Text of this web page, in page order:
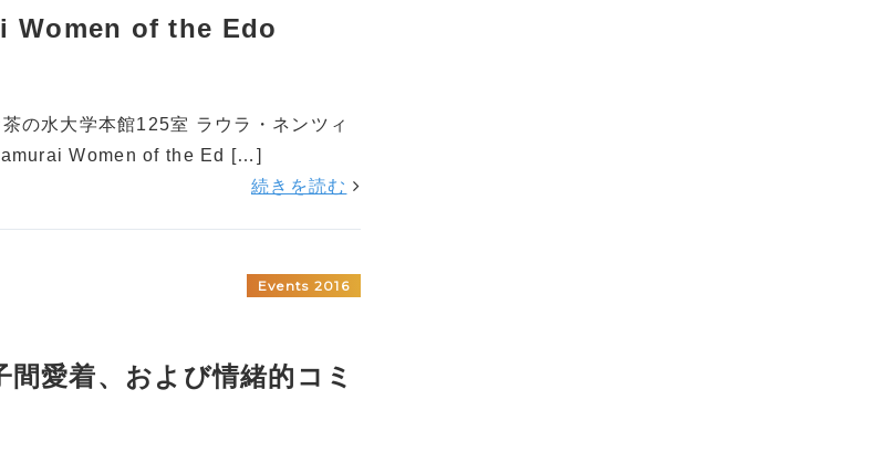
Women of the Edo
の水大学本館125室 ラウラ・ネンツィ
Women of the Ed […]
続きを読む
Events 2016
愛着、および情緒的コミ